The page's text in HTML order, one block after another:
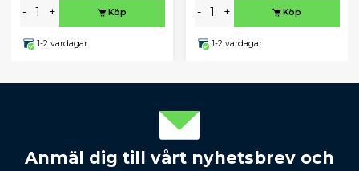
- + Köp
1-2 vardagar
- + Köp
1-2 vardagar
Anmäl dig till vårt nyhetsbrev och